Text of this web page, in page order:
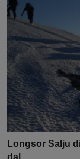
Longsor Salju
dal...